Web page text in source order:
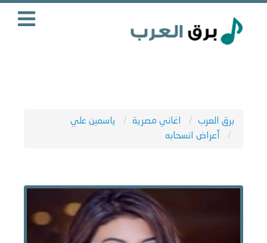
برق العرب اغاني مصرية
ياسمين علي
أعراض انسحابه